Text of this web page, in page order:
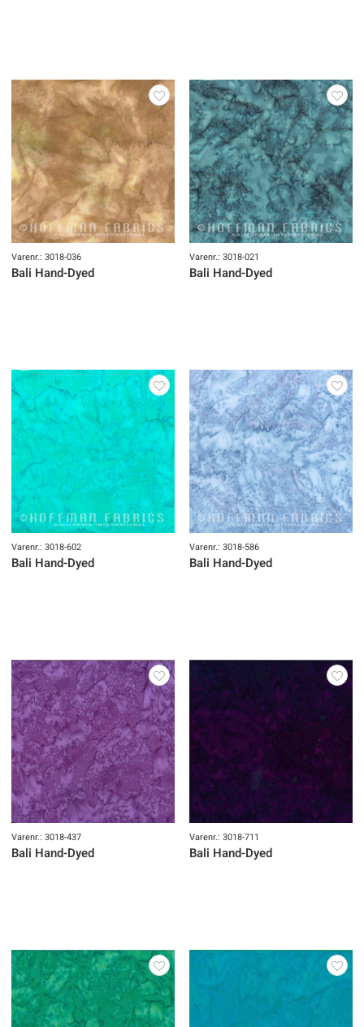
Varenr.: 3018-036
Bali Hand-Dyed
Varenr.: 3018-021
Bali Hand-Dyed
Varenr.: 3018-602
Bali Hand-Dyed
Varenr.: 3018-586
Bali Hand-Dyed
Varenr.: 3018-437
Bali Hand-Dyed
Varenr.: 3018-711
Bali Hand-Dyed